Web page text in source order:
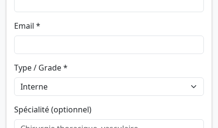
Email *
Type / Grade *
Spécialité (optionnel)